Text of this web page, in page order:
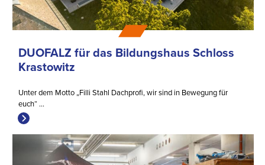
DUOFALZ für das Bildungshaus Schloss
Krastowitz
Unter dem Motto „Filli Stahl Dachprofi, wir sind in Bewegung für
euch“ ...